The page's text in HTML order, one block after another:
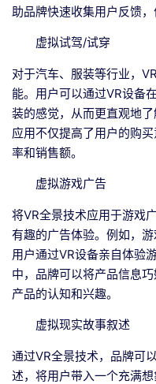
助品牌快速收集用户反馈，
虚拟试驾/试穿
对于汽车、服装等行业，
能。用户可以通过VR设备
装的感觉，从而更直观地
应用不仅提高了用户的购
率和销售额。
虚拟游戏广告
将VR全景技术应用于游戏
有趣的广告体验。例如，
用户通过VR设备亲自体验
中，品牌可以将产品信息
产品的认知和兴趣。
虚拟现实故事叙述
通过VR全景技术，品牌可
述，将用户带入一个充满